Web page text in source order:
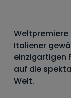
Weltpremiere
Italiener
einzigartigen
auf die
Welt.